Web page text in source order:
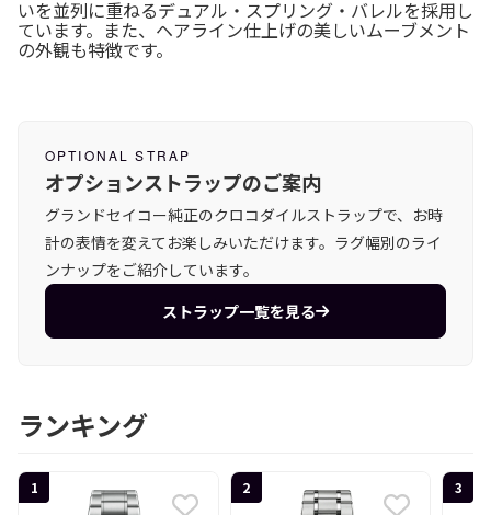
いを並列に重ねるデュアル・スプリング・バレルを採用し
ています。また、ヘアライン仕上げの美しいムーブメント
の外観も特徴です。
OPTIONAL STRAP
オプションストラップのご案内
グランドセイコー純正のクロコダイルストラップで、お時
計の表情を変えてお楽しみいただけます。ラグ幅別のライ
ンナップをご紹介しています。
ストラップ一覧を見る
ランキング
1 2 3